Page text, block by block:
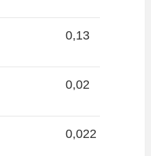
0,13
0,02
0,022